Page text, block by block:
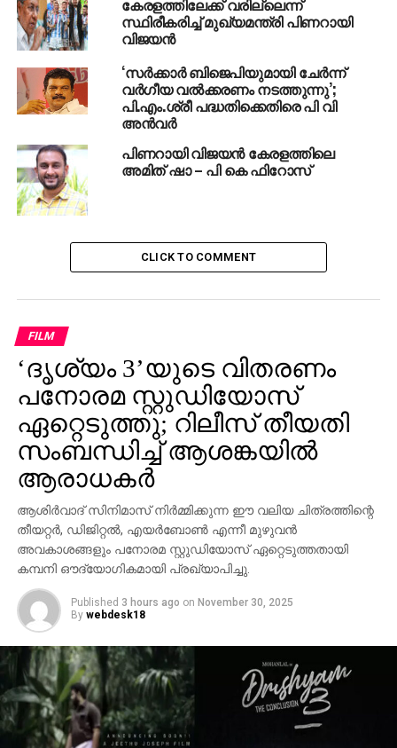
സ്ഥിരീകരിച്ച് മുഖ്യമന്ത്രി പിണറായി
വിജയന്‍
‘സർക്കാർ ബിജെപിയുമായി ചേർന്ന്
വർഗീയ വൽക്കരണം നടത്തുന്നു’;
പി.എം.ശ്രീ പദ്ധതിക്കെതിരെ പി വി
അൻവർ
പിണറായി വിജയൻ കേരളത്തിലെ
അമിത് ഷാ – പി കെ ഫിറോസ്
CLICK TO COMMENT
FILM
‘ദൃശ്യം 3’യുടെ വിതരണം
പനോരമ സ്റ്റുഡിയോസ്
ഏറ്റെടുത്തു; റിലീസ് തീയതി
സംബന്ധിച്ച് ആശങ്കയിൽ
ആരാധകർ
ആശിർവാദ് സിനിമാസ് നിർമ്മിക്കുന്ന ഈ വലിയ ചിത്രത്തിന്റെ
തീയറ്റർ, ഡിജിറ്റൽ, എയർബോൺ എന്നീ മുഴുവൻ
അവകാശങ്ങളും പനോരമ സ്റ്റുഡിയോസ് ഏറ്റെടുത്തതായി
കമ്പനി ഔദ്യോഗികമായി പ്രഖ്യാപിച്ചു.
Published 3 hours ago on November 30, 2025
By webdesk18